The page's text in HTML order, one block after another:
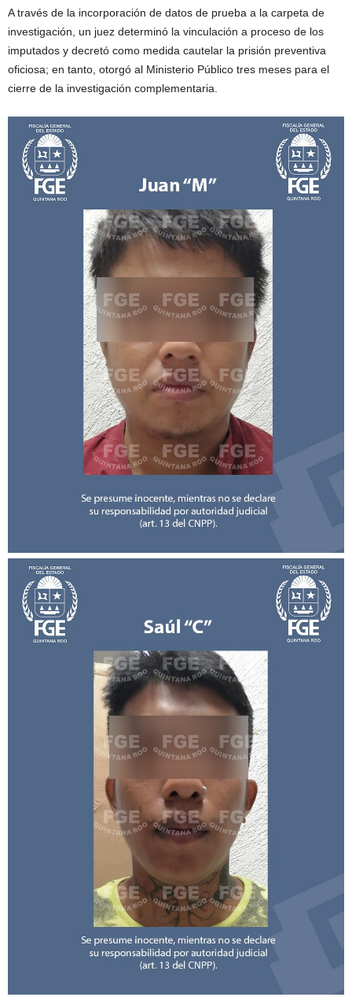
A través de la incorporación de datos de prueba a la carpeta de
investigación, un juez determinó la vinculación a proceso de los
imputados y decretó como medida cautelar la prisión preventiva
oficiosa; en tanto, otorgó al Ministerio Público tres meses para el
cierre de la investigación complementaria.